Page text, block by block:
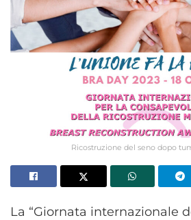
Ricostruzione del seno dopo
La “Giornata internazionale